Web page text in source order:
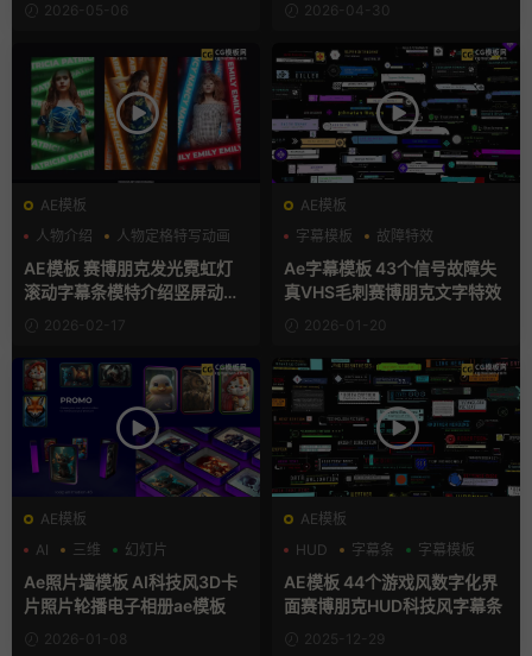
2026-05-06 2026-04-30
AE模板
人物介绍
人物定格特写动画
动态海报
AE模板 赛博朋克发光霓虹灯
滚动字幕条模特介绍竖屏动态
2026-02-17
AE模板
字幕模板
故障特效
文字动画
Ae字幕模板 43个信号故障失
真VHS毛刺赛博朋克文字特效
2026-01-20
AE模板
AI
三维 幻灯片
Ae照片墙模板 AI科技风3D卡
片照片轮播电子相册ae模板
2026-01-08
AE模板
HUD
字幕条 字幕模板
AE模板 44个游戏风数字化界
面赛博朋克HUD科技风字幕条
2025-12-29